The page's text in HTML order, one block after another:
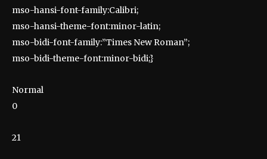
mso-hansi-font-family:Calibri;
mso-hansi-theme-font:minor-latin;
mso-bidi-font-family:”Times New Roman”;
mso-bidi-theme-font:minor-bidi;}
Normal
0
21